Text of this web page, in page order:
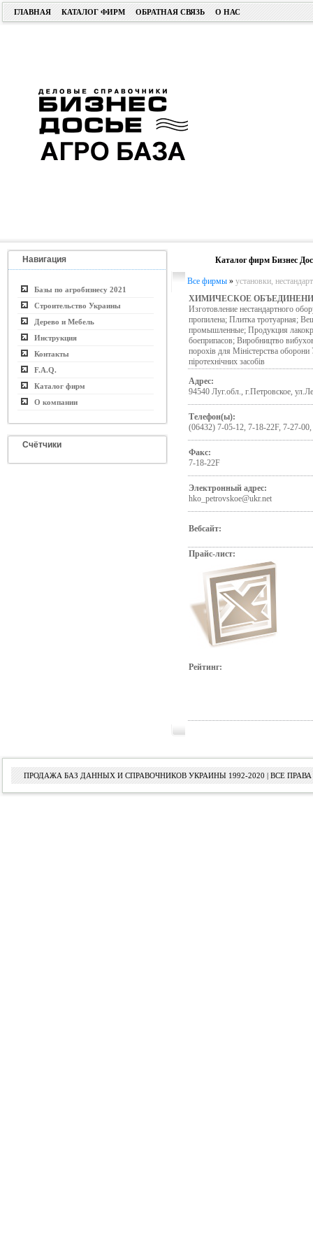
ГЛАВНАЯ КАТАЛОГ ФИРМ ОБРАТНАЯ СВЯЗЬ О НАС
Навигация
Базы по агробизнесу 2021
Строительство Украины
Дерево и Мебель
Инструкция
Контакты
F.A.Q.
Каталог фирм
О компании
Счётчики
Каталог фирм Бизнес
Все фирмы » установки,
ХИМИЧЕСКОЕ
Изготовление нестандартного
пропилена; Плитка тротуарная;
промышленные; Продукция
боеприпасов; Виробництво
порохів для Міністерства
піротехнічних засобів
Адрес:
94540 Луг.обл., г.Петровское,
Телефон(ы):
(06432) 7-05-12, 7-18-22F, 7-27-
Факс:
7-18-22F
Электронный адрес:
hko_petrovskoe@ukr.net
Вебсайт:
Прайс-лист:
Рейтинг:
ПРОДАЖА БАЗ ДАННЫХ И СПРАВОЧНИКОВ УКРАИНЫ 1992-2020 | ВСЕ